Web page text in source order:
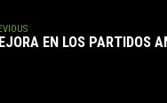
EN LOS PARTIDOS